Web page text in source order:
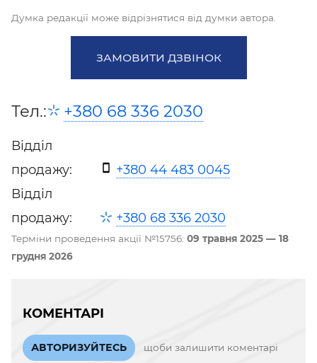
Думка редакції може відрізнятися від думки автора.
ЗАМОВИТИ ДЗВІНОК
Тел.: +380 68 336 2030
Відділ
продажу:
+380 44 483 0045
Відділ
продажу:
+380 68 336 2030
Терміни проведення акції №15756: 09 травня 2025 — 18
грудня 2026
КОМЕНТАРІ
АВТОРИЗУЙТЕСЬ щоби залишити коментарі